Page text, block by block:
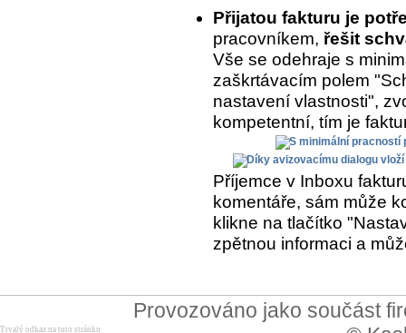
Přijatou fakturu je
pracovníkem, řešit
Vše se odehraje s
zaškrtávacím polem
nastavení vlastnosti",
kompetentní, tím je
Příjemce v Inboxu
komentáře, sám může
klikne na tlačítko
zpětnou informaci a
Provozováno jako součást
Trvalý odkaz na tuto stránku